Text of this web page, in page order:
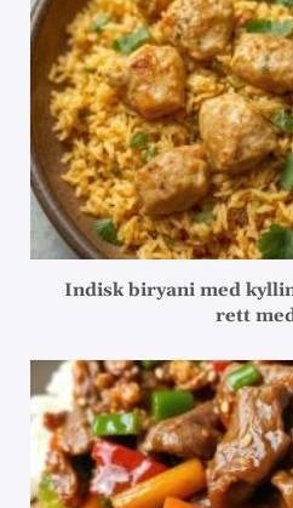
Indisk biryani med
rett